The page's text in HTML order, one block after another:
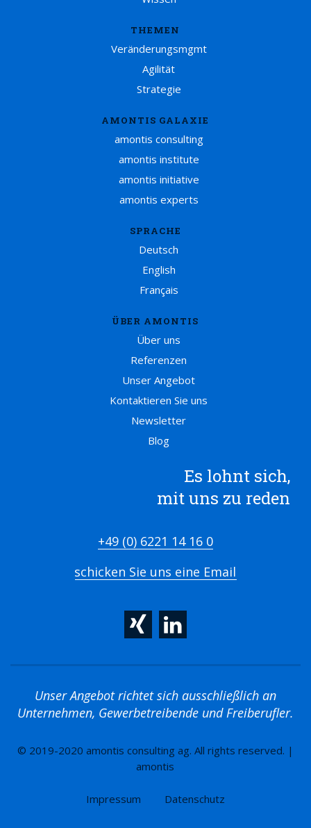
THEMEN
Veränderungsmgmt
Agilität
Strategie
AMONTIS GALAXIE
amontis consulting
amontis institute
amontis initiative
amontis experts
SPRACHE
Deutsch
English
Français
ÜBER AMONTIS
Über uns
Referenzen
Unser Angebot
Kontaktieren Sie uns
Newsletter
Blog
Es lohnt sich,
mit uns zu reden
+49 (0) 6221 14 16 0
schicken Sie uns eine Email
Unser Angebot richtet sich ausschließlich an
Unternehmen, Gewerbetreibende und Freiberufler.
© 2019-2020 amontis consulting ag. All rights reserved. |
amontis
Impressum Datenschutz